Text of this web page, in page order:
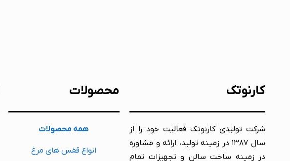
کارنوتک
شرکت تولیدی کارنوتک فعالیت خود را از
سال ۱۳۸۷ در زمینه تولید، ارائه و مشاوره
در زمینه ساخت سالن و تجهیزات تمام
محصولات
همه محصولات
انواع قفس های مرغ